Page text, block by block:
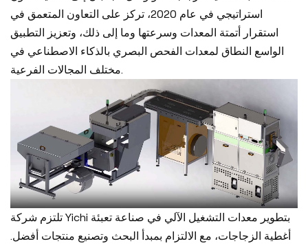
استراتيجي في عام 2020، تركز على التعاون المتعمق في
استقرار أتمتة المعدات وسرعتها وما إلى ذلك، وتعزيز التطبيق
الواسع النطاق لمعدات الفحص البصري بالذكاء الاصطناعي في
مختلف المجالات الفرعية.
تلتزم شركة Yichi بتطوير معدات التشغيل الآلي في صناعة تعبئة
أغطية الزجاجات، مع الالتزام بمبدأ البحث وتصنيع منتجات أفضل.